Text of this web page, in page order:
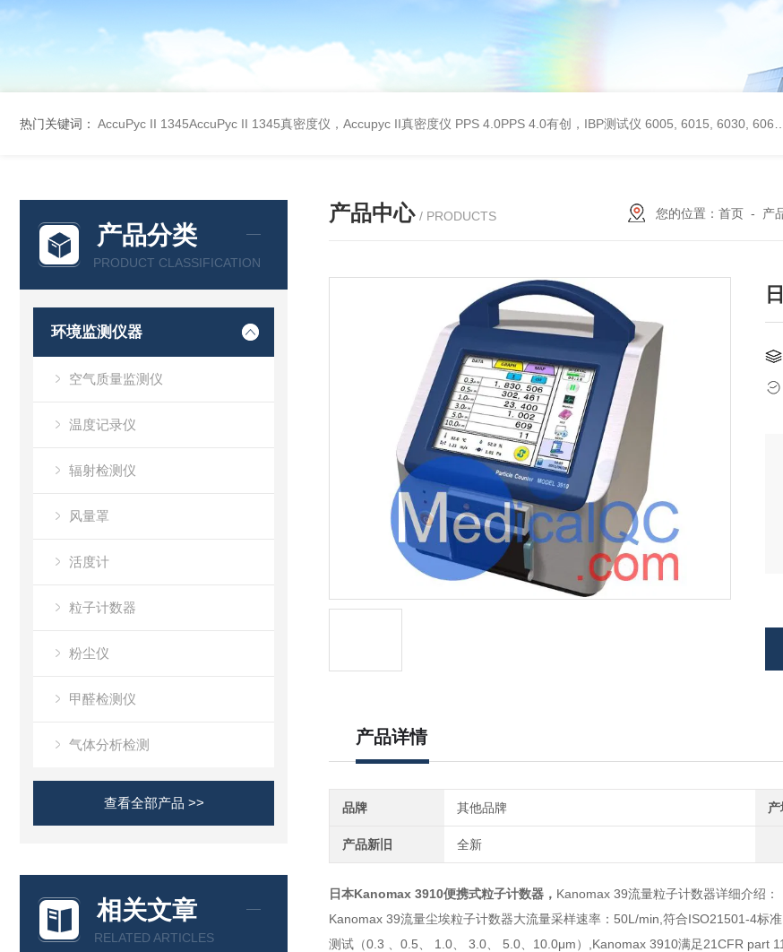
热门关键词： AccuPyc II 1345AccuPyc II 1345真密度仪，Accupyc II真密度仪 PPS 4.0PPS 4.0有创，IBP测试仪 6005, 6015, 6030, 6060, 6100, 6170Hans Rudolph非扩散气体收集袋,Hans Rudolph非扩散气囊
产品分类
PRODUCT CLASSIFICATION
环境监测仪器
空气质量监测仪
温度记录仪
辐射检测仪
风量罩
活度计
粒子计数器
粉尘仪
甲醛检测仪
气体分析检测
查看全部产品 >>
相关文章
RELATED ARTICLES
产品中心 / PRODUCTS 您的位置： 首页- 产
产品详情
品牌 其他品牌 产
产品新旧 全新
日本Kanomax 3910便携式粒子计数器， Kanomax 39流量粒子计数器详细介绍：
Kanomax 39流量尘埃粒子计数器大流量采样速率：50L/min,符合ISO21501-4标
测试（0.3 、0.5、 1.0、 3.0、 5.0、10.0μm）,Kanomax 3910满足21CFR part